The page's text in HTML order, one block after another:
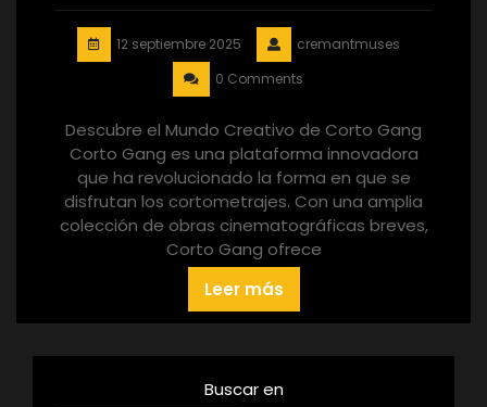
12 septiembre 2025
cremantmuses
0 Comments
Descubre el Mundo Creativo de Corto Gang
Corto Gang es una plataforma innovadora
que ha revolucionado la forma en que se
disfrutan los cortometrajes. Con una amplia
colección de obras cinematográficas breves,
Corto Gang ofrece
Leer más
Buscar en